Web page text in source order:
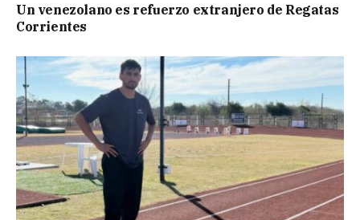
Un venezolano es refuerzo extranjero de Regatas
Corrientes